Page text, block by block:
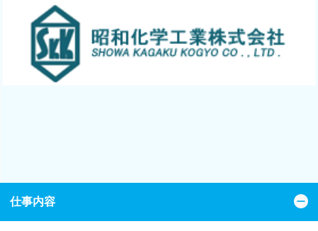
仕事内容